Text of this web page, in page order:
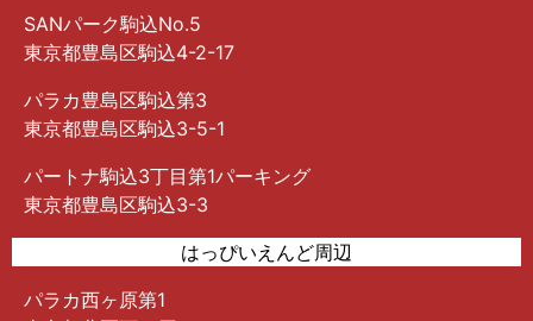
SANパーク駒込No.5
東京都豊島区駒込4-2-17
パラカ豊島区駒込第3
東京都豊島区駒込3-5-1
パートナ駒込3丁目第1パーキング
東京都豊島区駒込3-3
はっぴいえんど周辺
パラカ西ヶ原第1